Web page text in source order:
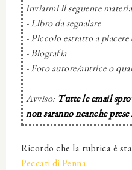
inviarmi il seguente
- Libro da segnalare
- Piccolo estratto a
- Biografia
- Foto autore/autrice o
Avviso: Tutte le email
non saranno neanche
Ricordo che la rubrica è
Peccati di Penna.